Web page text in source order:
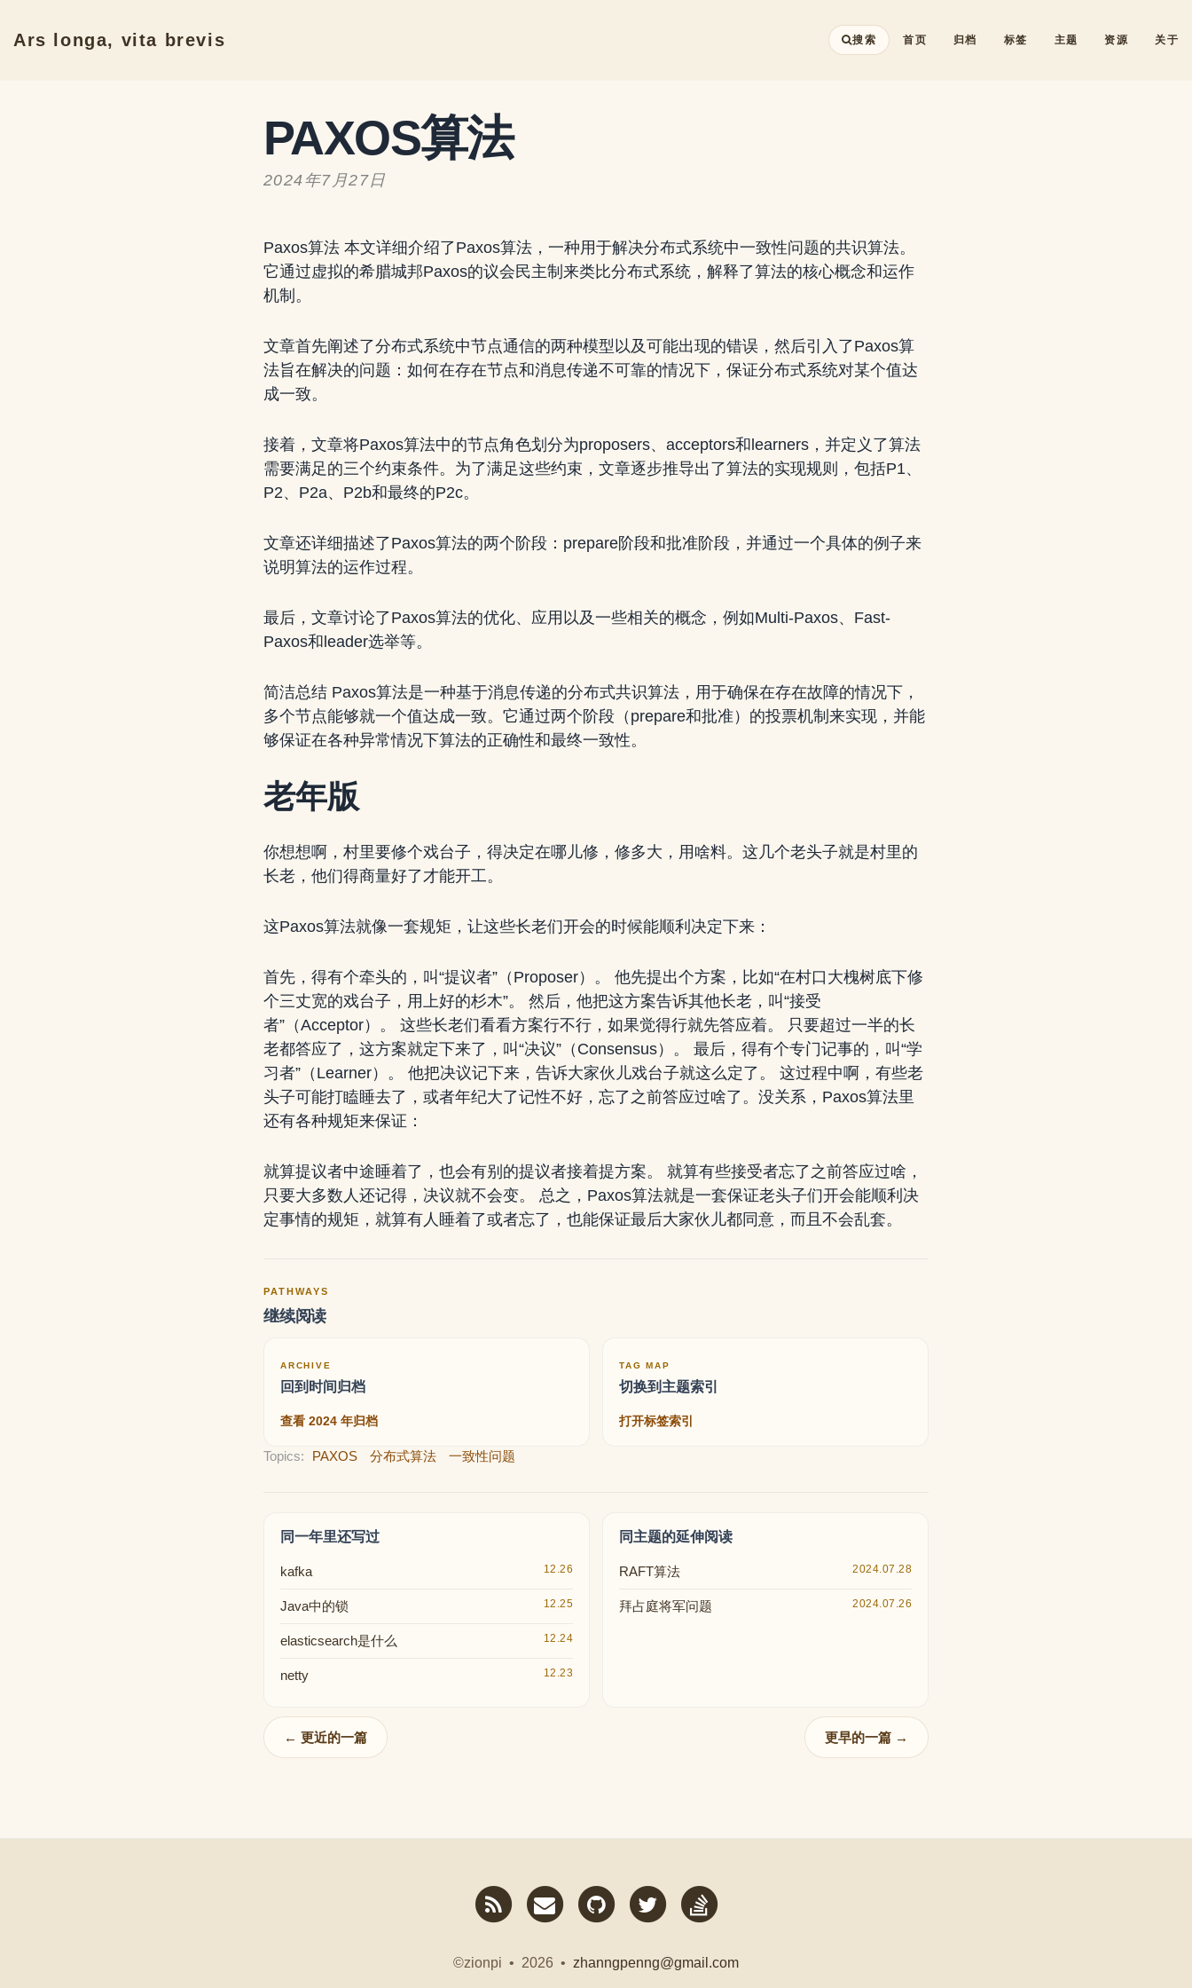
Ars longa, vita brevis 首页 归档 标签 主题 资源 关于
搜索
PAXOS算法
2024年7月27日
Paxos算法 本文详细介绍了Paxos算法，一种用于解决分布式系统中一致性问题的共识算法。
它通过虚拟的希腊城邦Paxos的议会民主制来类比分布式系统，解释了算法的核心概念和运作
机制。
文章首先阐述了分布式系统中节点通信的两种模型以及可能出现的错误，然后引入了Paxos算
法旨在解决的问题：如何在存在节点和消息传递不可靠的情况下，保证分布式系统对某个值达
成一致。
接着，文章将Paxos算法中的节点角色划分为proposers、acceptors和learners，并定义了算法
需要满足的三个约束条件。为了满足这些约束，文章逐步推导出了算法的实现规则，包括P1、
P2、P2a、P2b和最终的P2c。
文章还详细描述了Paxos算法的两个阶段：prepare阶段和批准阶段，并通过一个具体的例子来
说明算法的运作过程。
最后，文章讨论了Paxos算法的优化、应用以及一些相关的概念，例如Multi-Paxos、Fast-
Paxos和leader选举等。
简洁总结 Paxos算法是一种基于消息传递的分布式共识算法，用于确保在存在故障的情况下，
多个节点能够就一个值达成一致。它通过两个阶段（prepare和批准）的投票机制来实现，并能
够保证在各种异常情况下算法的正确性和最终一致性。
老年版
你想想啊，村里要修个戏台子，得决定在哪儿修，修多大，用啥料。这几个老头子就是村里的
长老，他们得商量好了才能开工。
这Paxos算法就像一套规矩，让这些长老们开会的时候能顺利决定下来：
首先，得有个牵头的，叫“提议者”（Proposer）。 他先提出个方案，比如“在村口大槐树底下修
个三丈宽的戏台子，用上好的杉木”。 然后，他把这方案告诉其他长老，叫“接受
者”（Acceptor）。 这些长老们看看方案行不行，如果觉得行就先答应着。 只要超过一半的长
老都答应了，这方案就定下来了，叫“决议”（Consensus）。 最后，得有个专门记事的，叫“学
习者”（Learner）。 他把决议记下来，告诉大家伙儿戏台子就这么定了。 这过程中啊，有些老
头子可能打瞌睡去了，或者年纪大了记性不好，忘了之前答应过啥了。没关系，Paxos算法里
还有各种规矩来保证：
就算提议者中途睡着了，也会有别的提议者接着提方案。 就算有些接受者忘了之前答应过啥，
只要大多数人还记得，决议就不会变。 总之，Paxos算法就是一套保证老头子们开会能顺利决
定事情的规矩，就算有人睡着了或者忘了，也能保证最后大家伙儿都同意，而且不会乱套。
PATHWAYS
继续阅读
ARCHIVE
回到时间归档
查看 2024 年归档
TAG MAP
切换到主题索引
打开标签索引
Topics: PAXOS 分布式算法 一致性问题
同一年里还写过
kafka 12.26
Java中的锁 12.25
elasticsearch是什么 12.24
netty 12.23
同主题的延伸阅读
RAFT算法 2024.07.28
拜占庭将军问题 2024.07.26
← 更近的一篇 更早的一篇 →
RSS
Email
me
GitHub Twitter
©zionpi • 2026 • zhanngpenng@gmail.com